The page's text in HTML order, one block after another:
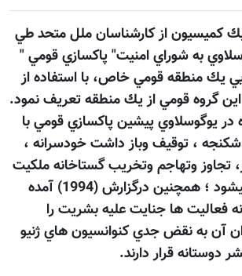
يك كميسيون از كارشناسان ملل متحد طي
به شوراي امنيت" پاكسازي قومي "
يك منطقه قومي خاص، با استفاده از
اين گروه قومي از يك منطقه تعريف نمود.
در يوگوسلاوي پيشين پاكسازي قومي با
شكنجه ، توقيف وباز داشت خودسرانه ،
تجاوز وتهاجم وتخريب گستاخانه ملكيت
هاي مردم انجام ميشود ؛ همچنين درگزارش (1994) آمده
فعاليت ها جنايت عليه بشريت را
آن به نقض جدي كنوانسيون هاي ژنيو
دوستانه قرار دارند.